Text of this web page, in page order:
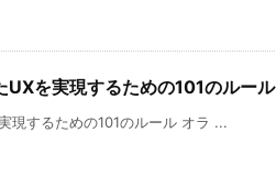
UXを実現するための101のルール
現するための101のルール オラ ...